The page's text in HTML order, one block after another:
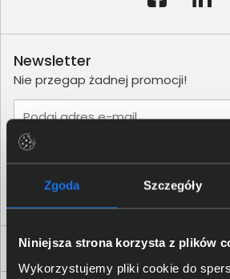
Zgoda Szczegóły
Niniejsza strona korzysta z plików
Wykorzystujemy pliki cookie do
Dla Firm i Instytucji
Newsletter
Nie przegap żadnej promocji!
Podaj adres e-mail